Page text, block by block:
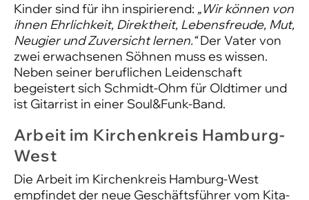
Kinder sind für ihn inspirierend: „Wir können von
ihnen Ehrlichkeit, Direktheit, Lebensfreude, Mut,
Neugier und Zuversicht lernen.“Der Vater von
zwei erwachsenen Söhnen muss es wissen.
Neben seiner beruflichen Leidenschaft
begeistert sich Schmidt-Ohm für Oldtimer und
ist Gitarrist in einer Soul&Funk-Band.
Arbeit im Kirchenkreis Hamburg-
West
Die Arbeit im Kirchenkreis Hamburg-West
empfindet der neue Geschäftsführer vom Kita-